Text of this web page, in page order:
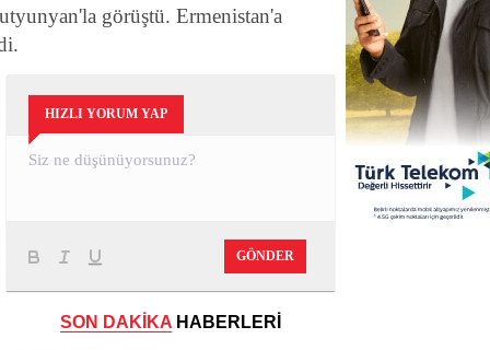
görüştü. Ermenistan'a
HIZLI YORUM YAP
GÖNDER
SON DAKİKA HABERLERİ